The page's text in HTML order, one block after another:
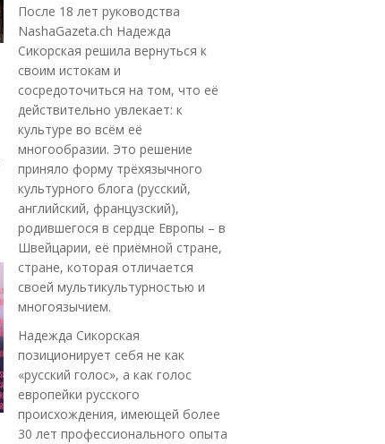
После 18 лет руководства
NashaGazeta.ch Надежда
Сикорская решила вернуться к
своим истокам и
сосредоточиться на том, что её
действительно увлекает: к
культуре во всём её
многообразии. Это решение
приняло форму трёхязычного
культурного блога (русский,
английский, французский),
родившегося в сердце Европы – в
Швейцарии, её приёмной стране,
стране, которая отличается
своей мультикультурностью и
многоязычием.
Надежда Сикорская
позиционирует себя не как
«русский голос», а как голос
европейки русского
происхождения, имеющей более
30 лет профессионального опыта